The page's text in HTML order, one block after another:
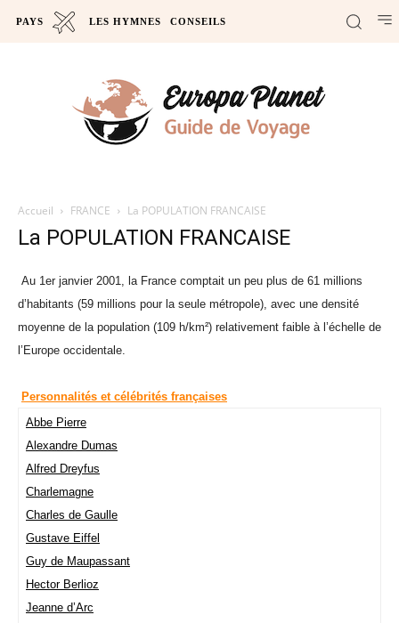
PAYS LES HYMNES CONSEILS
Accueil FRANCE La POPULATION FRANCAISE
La POPULATION FRANCAISE
Au 1er janvier 2001, la France comptait un peu plus de 61 millions
d’habitants (59 millions pour la seule métropole), avec une densité
moyenne de la population (109 h/km²) relativement faible à l’échelle de
l’Europe occidentale.
Personnalités et célébrités françaises
Abbe Pierre
Alexandre Dumas
Alfred Dreyfus
Charlemagne
Charles de Gaulle
Gustave Eiffel
Guy de Maupassant
Hector Berlioz
Jeanne d’Arc